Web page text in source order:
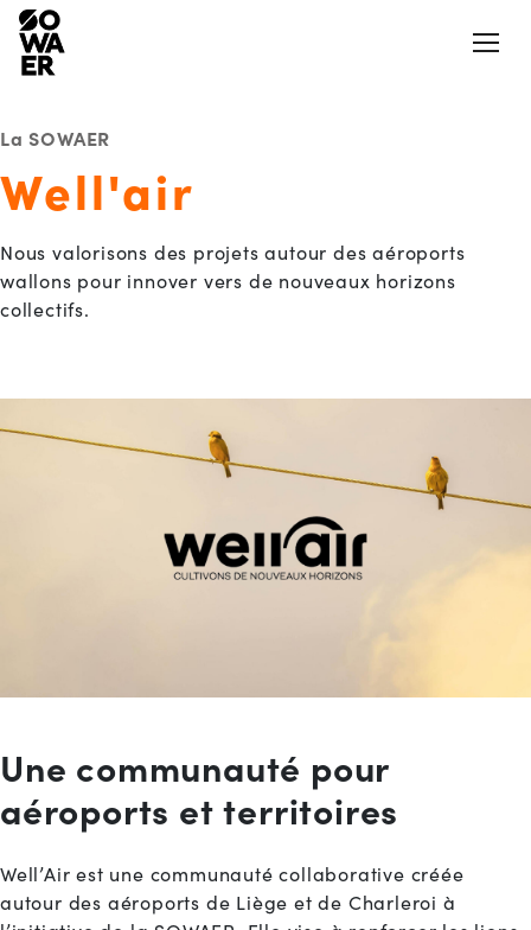
Ouvrir
Actualités
Presse
Aéroports et aérodromes
Notre Appli
La SOWAER
Actions et projets citoyens
La SOWAER
Well'air
Nous valorisons des projets autour des aéroports
wallons pour innover vers de nouveaux horizons
collectifs.
Une communauté pour
aéroports et territoires
Well’Air est une communauté collaborative créée
autour des aéroports de Liège et de Charleroi à